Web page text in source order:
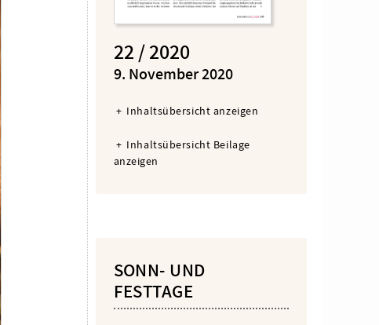
22 / 2020
:
9. November 2020
Inhaltsübersicht anzeigen
Inhaltsübersicht Beilage
anzeigen
SONN- UND
FESTTAGE